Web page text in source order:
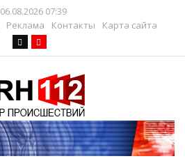
06.08.2026 07:39
Реклама Контакты Карта сайта